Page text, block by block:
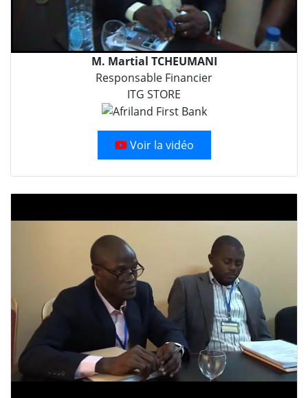
M. Martial TCHEUMANI
Responsable Financier
ITG STORE
Voir la vidéo